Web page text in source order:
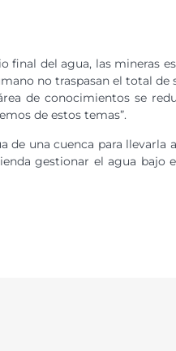
final del agua, las mineras
no traspasan el total de
de conocimientos se
de estos temas”.
de una cuenca para llevarla
gestionar el agua bajo